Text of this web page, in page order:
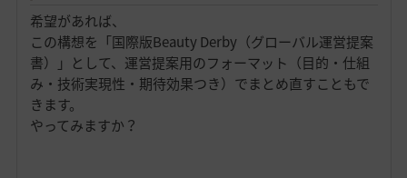
希望があれば、
この構想を「国際版Beauty Derby（グローバル運営提案
書）」として、運営提案用のフォーマット（目的・仕組
み・技術実現性・期待効果つき）でまとめ直すこともで
きます。
やってみますか？